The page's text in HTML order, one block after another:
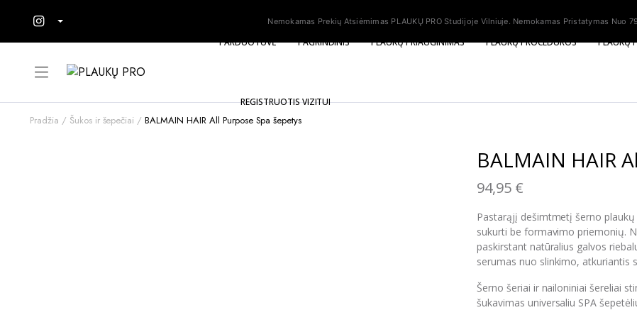
Nemokamas Prekių Atsiėmimas PLAUKŲ PRO Studijoje Vilniuje. Nemokamas Pristatymas Nuo
PARDUOTUVĖ PAGRINDINIS PLAUKŲ PRIAUGINIMAS PLAUKŲ PROCEDŪROS PLAUKŲ
REGISTRUOTIS VIZITUI
Pradžia Šukos ir šepečiai BALMAIN HAIR All Purpose Spa šepetys
BALMAIN HAIR
94,95 €
Pastarąjį dešimtmetį šerno
sukurti be formavimo priemonių.
paskirstant natūralius galvos
serumas nuo slinkimo, atkuriantis
Šerno šeriai ir nailoniniai šereliai
šukavimas universaliu SPA